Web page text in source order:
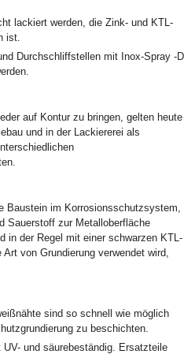
lackiert werden, die Zink- und KTL-
ist.
Durchschliffstellen mit Inox-Spray -D
auf Kontur zu bringen, gelten heute
und in der Lackiererei als
Baustein im Korrosionsschutzsystem,
Sauerstoff zur Metalloberfläche
in der Regel mit einer schwarzen KTL-
von Grundierung verwendet wird,
sind so schnell wie möglich
zu beschichten.
und säurebeständig. Ersatzteile